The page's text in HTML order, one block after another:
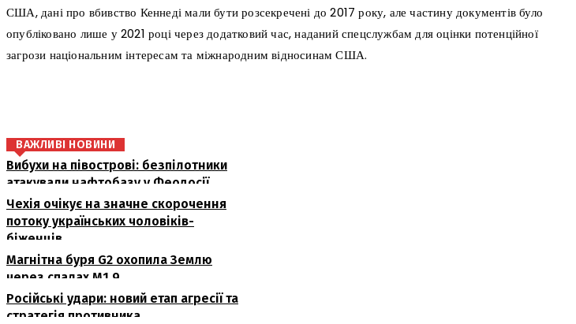
США, дані про вбивство Кеннеді мали бути розсекречені до 2017 року, але частину документів було
опубліковано лише у 2021 році через додатковий час, наданий спецслужбам для оцінки потенційної
загрози національним інтересам та міжнародним відносинам США.
ВАЖЛИВІ НОВИНИ
Вибухи на півострові: безпілотники
атакували нафтобазу у Феодосії
Чехія очікує на значне скорочення
потоку українських чоловіків-
біженців
Магнітна буря G2 охопила Землю
через спалах M1.9
Російські удари: новий етап агресії та
стратегія противника